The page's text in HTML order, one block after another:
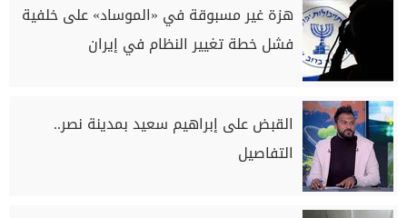
هزة غير مسبوقة في «الموساد» على خلفية
فشل خطة تغيير النظام في إيران
القبض على إبراهيم سعيد بمدينة نصر..
التفاصيل